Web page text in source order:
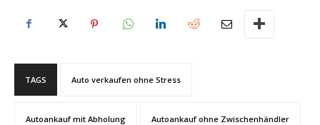
TAGS Auto verkaufen ohne Stress
Autoankauf mit Abholung Autoankauf ohne Zwischenhändler